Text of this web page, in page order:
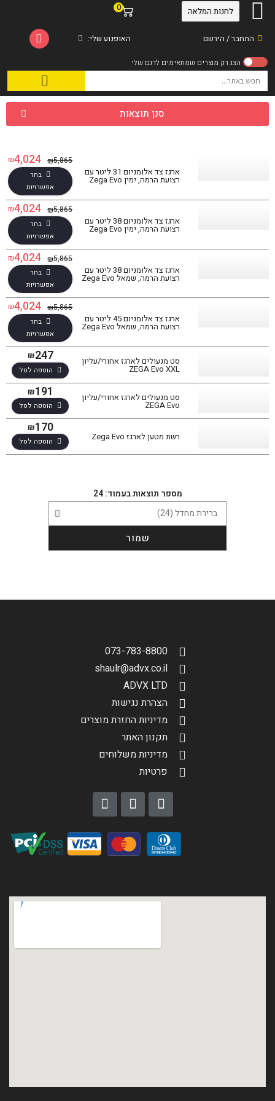
התחבר / הירשם
0
האופנוע שלי:
לחנות המלאה
סנן תוצאות
ארגז צד אלומניום 31 ליטר עם
רצועת הרמה, ימין Zega Evo
₪5,865
₪4,024
בחר
אפשרויות
ארגז צד אלומניום 38 ליטר עם
רצועת הרמה, ימין Zega Evo
₪5,865
₪4,024
בחר
אפשרויות
ארגז צד אלומניום 38 ליטר עם
רצועת הרמה, שמאל Zega Evo
₪5,865
₪4,024
בחר
אפשרויות
ארגז צד אלומניום 45 ליטר עם
רצועת הרמה, שמאל Zega Evo
₪5,865
₪4,024
בחר
אפשרויות
סט מנעולים לארגז אחורי/עליון
ZEGA Evo XXL
₪247
הוספה לסל
סט מנעולים לארגז אחורי/עליון
ZEGA Evo
₪191
הוספה לסל
רשת מטען לארגז Zega Evo
₪170
הוספה לסל
מספר תוצאות בעמוד: 24
שמור
073-783-8800
shaulr@advx.co.il
ADVX LTD
הצהרת נגישות
מדיניות החזרת מוצרים
תקנון האתר
מדיניות משלוחים
פרטיות
הגדר סוג האופנוע שלך
סינון תוצאות
שליחה